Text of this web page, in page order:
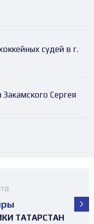
судей в г.
Сергея
ТАТАРСТАН
ТАТАРСТАН
ТАТАРСТАН
ТАТАРСТАН
"ДНЮ
РТ среди
ТАТАРСТАН
ТАТАРСТАН
ТАТАРСТАН
ТАТАРСТАН